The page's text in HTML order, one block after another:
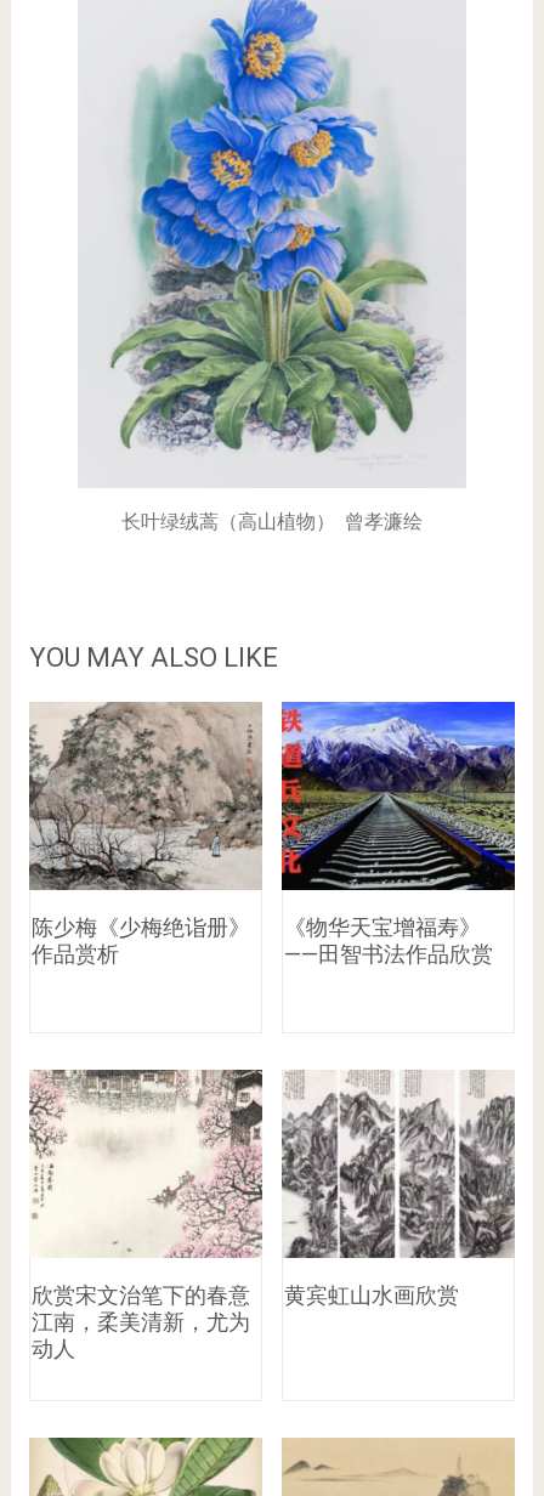
长叶绿绒蒿（高山植物） 曾孝濂绘
YOU MAY ALSO LIKE
陈少梅《少梅绝诣册》
作品赏析
《物华天宝增福寿》
——田智书法作品欣赏
欣赏宋文治笔下的春意
江南，柔美清新，尤为
动人
黄宾虹山水画欣赏